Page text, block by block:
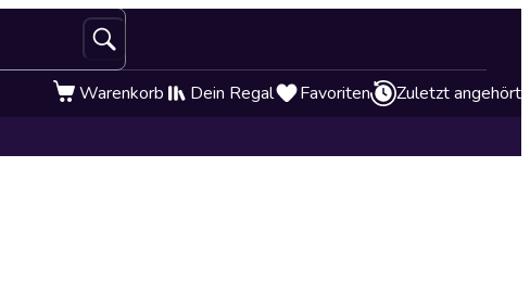
Warenkorb Dein Regal Favoriten Zuletzt angehört